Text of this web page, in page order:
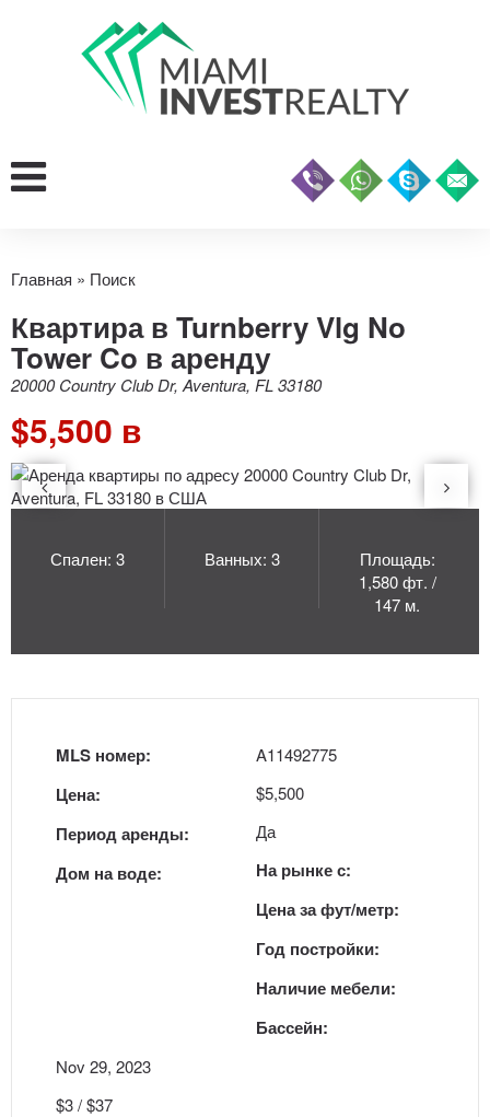
Главная » Поиск
Квартира в Turnberry Vlg No
Tower Co в аренду
20000 Country Club Dr, Aventura, FL 33180
$5,500 в
Спален: 3 Ванных: 3
Площадь:
1,580 фт. /
147 м.
MLS номер:
Цена:
Период аренды:
Дом на воде:
A11492775
$5,500
Да
На рынке с:
Цена за фут/метр:
Год постройки:
Наличие мебели:
Бассейн:
Nov 29, 2023
$3 / $37